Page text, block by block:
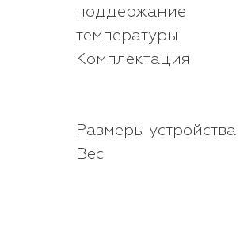
поддержание
температуры
Комплектация
Размеры устройства
Вес